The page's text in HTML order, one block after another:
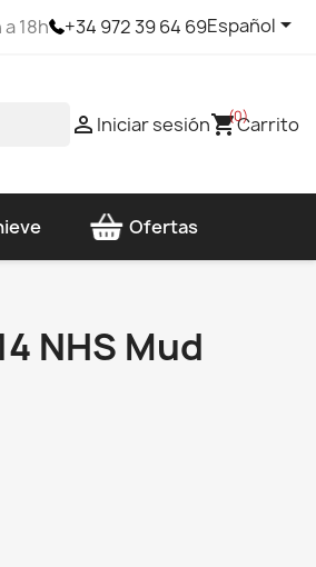
18h +34 972 39 64 69Español
 Iniciar sesiónshopping_cart(0)Carrito
Ofertas
NHS Mud